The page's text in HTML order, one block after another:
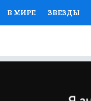
В МИРЕ ЗВЕЗДЫ
ЖЕНСКИЕ